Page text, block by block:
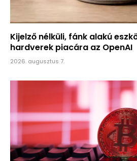
Kijelző nélküli, fánk alakú
hardverek piacára az OpenAI
2026. augusztus 7.